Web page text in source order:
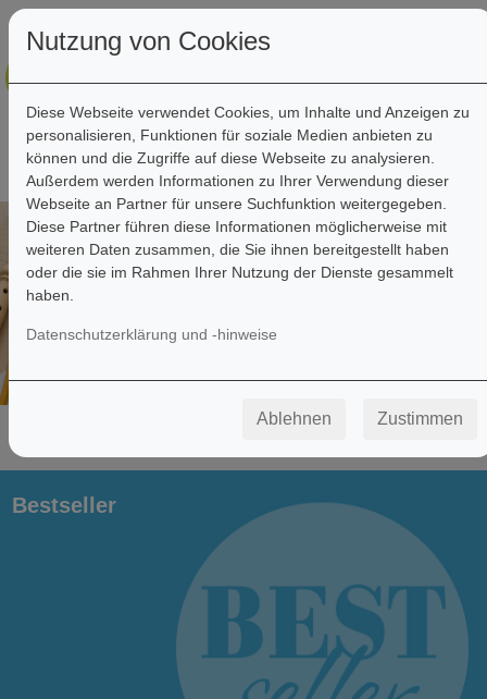
Nutzung von Cookies
Diese Webseite verwendet Cookies, um Inhalte und Anzeigen zu
personalisieren, Funktionen für soziale Medien anbieten zu
können und die Zugriffe auf diese Webseite zu analysieren.
Außerdem werden Informationen zu Ihrer Verwendung dieser
Webseite an Partner für unsere Suchfunktion weitergegeben.
Diese Partner führen diese Informationen möglicherweise mit
weiteren Daten zusammen, die Sie ihnen bereitgestellt haben
oder die sie im Rahmen Ihrer Nutzung der Dienste gesammelt
haben.
Datenschutzerklärung und -hinweise
Ablehnen Zustimmen
Bestseller